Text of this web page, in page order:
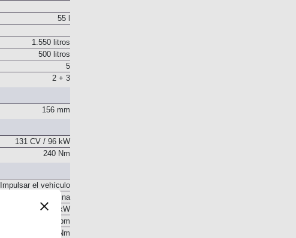
55 l
1.550 litros
500 litros
5
2 + 3
156 mm
131 CV / 96 kW
240 Nm
Impulsar el vehículo
Gasolina
131 CV / 96 kW
5.750 rpm
240 Nm